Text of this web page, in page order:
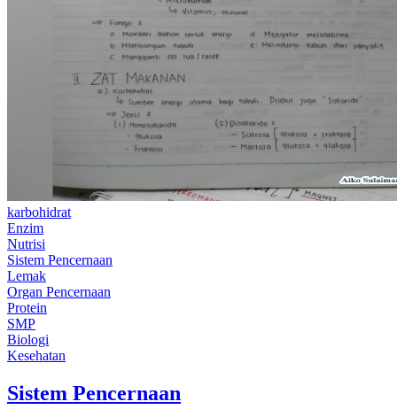
karbohidrat
Enzim
Nutrisi
Sistem Pencernaan
Lemak
Organ Pencernaan
Protein
SMP
Biologi
Kesehatan
Sistem Pencernaan